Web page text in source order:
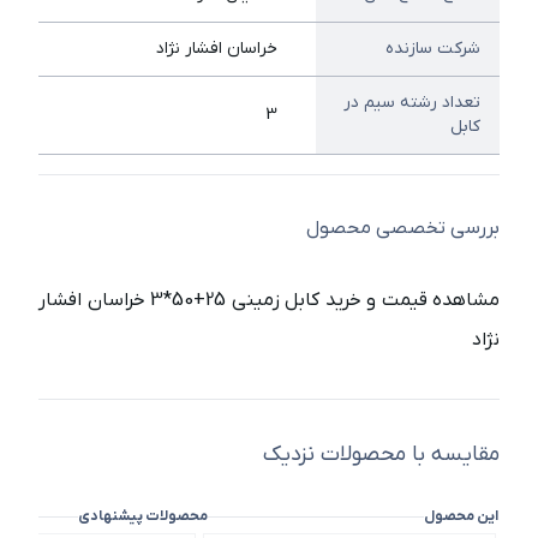
شرکت سازنده خراسان افشار نژاد
تعداد رشته سیم در
کابل
3
بررسی تخصصی محصول
مشاهده قیمت و خرید کابل زمینی 25+50*3 خراسان افشار
نژاد
مقایسه با محصولات نزدیک
این محصول محصولات پیشنهادی